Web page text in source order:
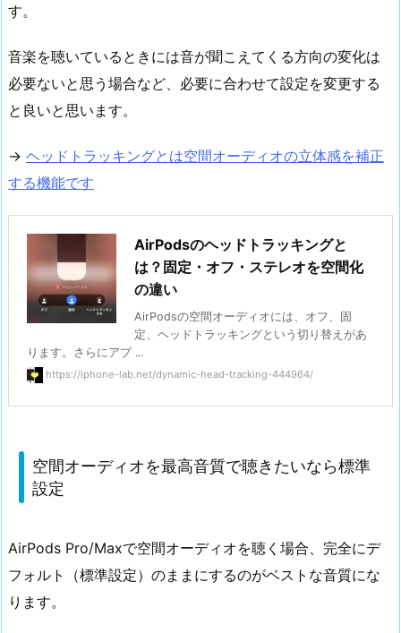
す。
音楽を聴いているときには音が聞こえてくる方向の変化は
必要ないと思う場合など、必要に合わせて設定を変更する
と良いと思います。
→ ヘッドトラッキングとは空間オーディオの立体感を補正
する機能です
AirPodsのヘッドトラッキングと
は？固定・オフ・ステレオを空間化
の違い
AirPodsの空間オーディオには、オフ、固
定、ヘッドトラッキングという切り替えがあ
ります。さらにアプ ...
https://iphone-lab.net/dynamic-head-tracking-444964/
空間オーディオを最高音質で聴きたいなら標準
設定
AirPods Pro/Maxで空間オーディオを聴く場合、完全にデ
フォルト（標準設定）のままにするのがベストな音質にな
ります。